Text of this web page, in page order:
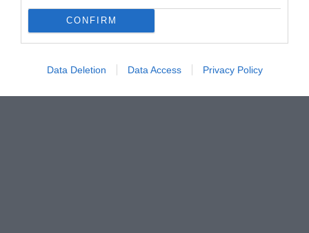
CONFIRM
Data Deletion Data Access Privacy Policy